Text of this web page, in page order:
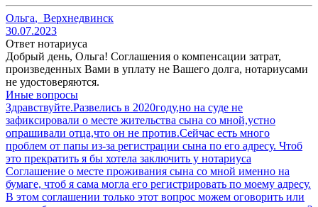
Ольга, Верхнедвинск
30.07.2023
Ответ нотариуса
Добрый день, Ольга! Соглашения о компенсации затрат,
произведенных Вами в уплату не Вашего долга, нотариусами
не удостоверяются.
Иные вопросы
Здравствуйте.Развелись в 2020году,но на суде не
зафиксировали о месте жительства сына со мной,устно
опрашивали отца,что он не против.Сейчас есть много
проблем от папы из-за регистрации сына по его адресу. Чтоб
это прекратить я бы хотела заключить у нотариуса
Соглашение о месте проживания сына со мной именно на
бумаге, чтоб я сама могла его регистрировать по моему адресу.
В этом соглашении только этот вопрос можем оговорить или